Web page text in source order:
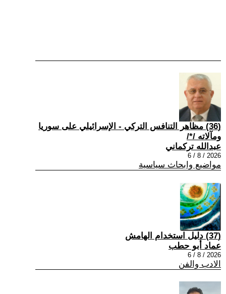
(36) مظاهر التنافس التركي - الإسرائيلي على سوريا
ومآلاته /*/
عبدالله تركماني
2026 / 8 / 6
مواضيع وابحاث سياسية
(37) دليل استخدام الهامش
عماد أبو حطب
2026 / 8 / 6
الادب والفن